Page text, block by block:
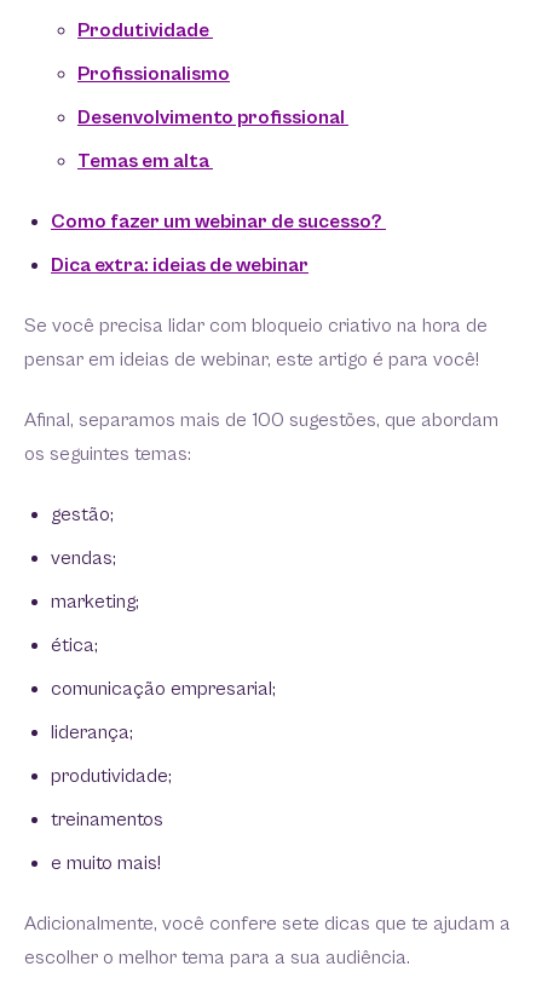
Produtividade
Profissionalismo
Desenvolvimento profissional
Temas em alta
Como fazer um webinar de sucesso?
Dica extra: ideias de webinar
Se você precisa lidar com bloqueio criativo na hora de
pensar em ideias de webinar, este artigo é para você!
Afinal, separamos mais de 100 sugestões, que abordam
os seguintes temas:
gestão;
vendas;
marketing;
ética;
comunicação empresarial;
liderança;
produtividade;
treinamentos
e muito mais!
Adicionalmente, você confere sete dicas que te ajudam a
escolher o melhor tema para a sua audiência.